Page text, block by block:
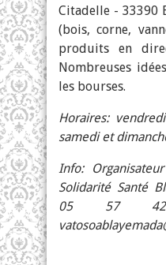
Citadelle - 33390
(bois, corne,
produits en
Nombreuses
les bourses.
Horaires:
samedi et
Info:
Solidarité Santé
05 57